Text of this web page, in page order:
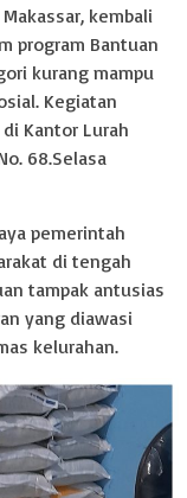
kembali
program Bantuan
kurang mampu
Kegiatan
Kantor Lurah
68.Selasa
pemerintah
di tengah
tampak antusias
yang diawasi
kelurahan.